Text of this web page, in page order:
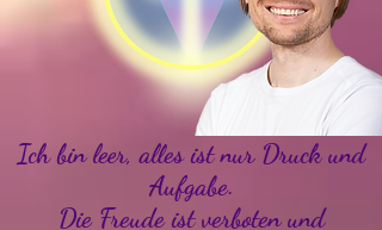
Ich bin leer, alles ist nur Druck und
Aufgabe.
Die Freude ist verboten und